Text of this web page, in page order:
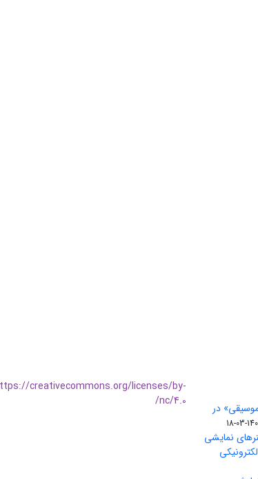
در
1405-
نمایشی
creativecommons.org/licenses/by-
nc/4.0/